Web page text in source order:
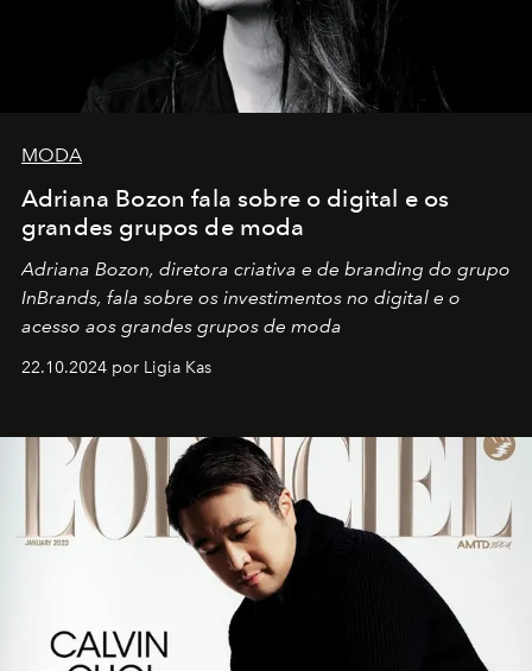
MODA
Adriana Bozon fala sobre o digital e os
grandes grupos de moda
Adriana Bozon, diretora criativa e de branding do grupo
InBrands, fala sobre os investimentos no digital e o
acesso aos grandes grupos de moda
22.10.2024 por Ligia Kas